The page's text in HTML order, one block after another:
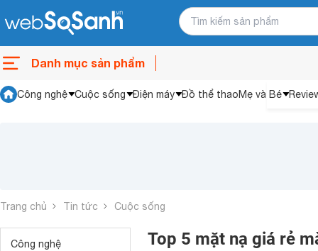
Danh mục sản phẩm
Công nghệ Cuộc sống Điện máy Đồ thể thaoMẹ và Bé
Trang chủ Tin tức Cuộc sống
Công nghệ
Top 5 mặt nạ giá rẻ